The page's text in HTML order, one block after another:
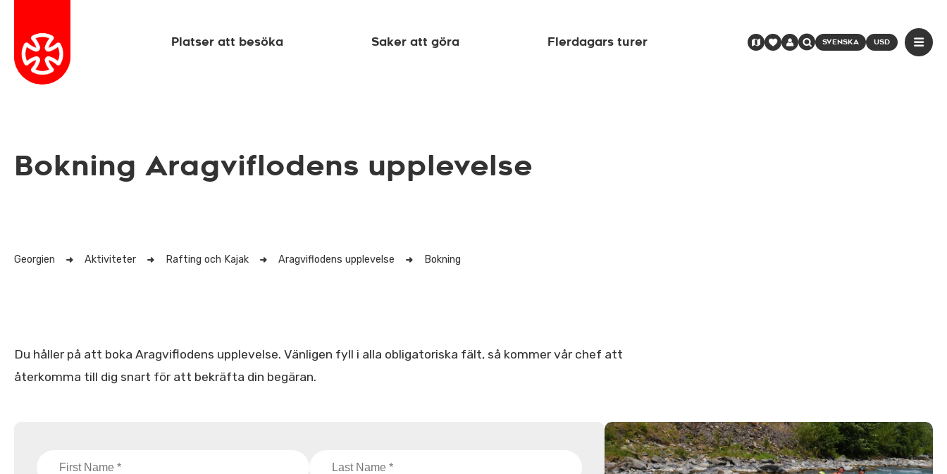
Platser att besöka Saker att göra Flerdagars turer SVENSKA USD
Bokning Aragviflodens upplevelse
Georgien Aktiviteter Rafting och Kajak Aragviflodens upplevelse Bokning
Du håller på att boka Aragviflodens upplevelse. Vänligen fyll i alla obligatoriska fält, så kommer vår chef att
återkomma till dig snart för att bekräfta din begäran.